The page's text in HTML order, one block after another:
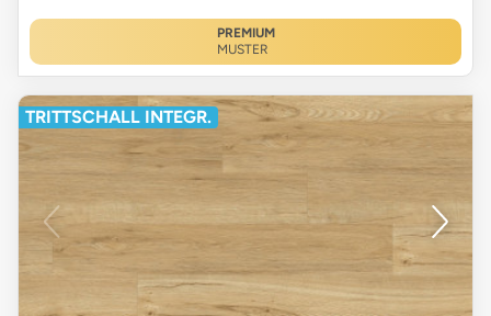
PREMIUM
MUSTER
TRITTSCHALL INTEGR.